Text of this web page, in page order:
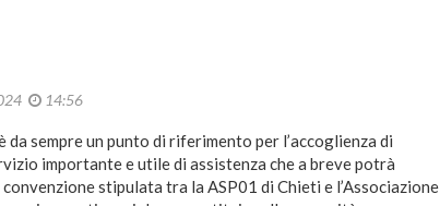
14:56
da sempre un punto di riferimento per l’accoglienza di
importante e utile di assistenza che a breve potrà
stipulata tra la ASP01 di Chieti e l’Associazione